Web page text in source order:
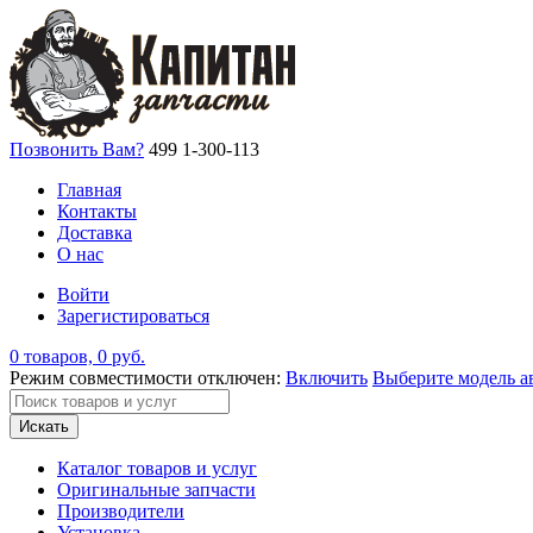
Позвонить Вам? 499 1-300-113
Главная
Контакты
Доставка
О нас
Войти
Зарегистироваться
0 товаров, 0 руб.
Режим совместимости отключен: Включить Выберите модель
Искать
Каталог товаров и услуг
Оригинальные запчасти
Производители